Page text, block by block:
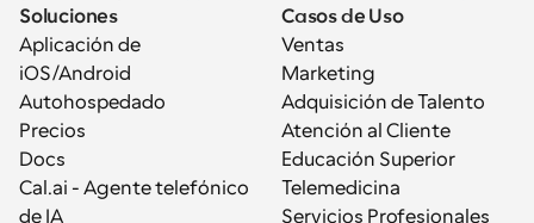
Soluciones
Aplicación de
iOS/Android
Autohospedado
Precios
Docs
Cal.ai - Agente telefónico
de IA
Casos de Uso
Ventas
Marketing
Adquisición de Talento
Atención al Cliente
Educación Superior
Telemedicina
Servicios Profesionales